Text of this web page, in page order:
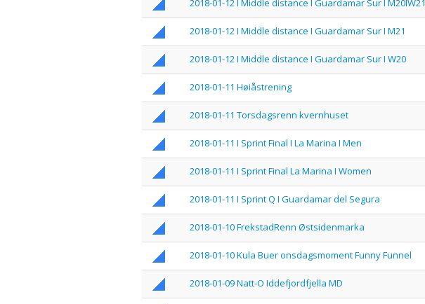
2018-01-12 I Middle distance I Guardamar Sur I M20IW21
2018-01-12 I Middle distance I Guardamar Sur I M21
2018-01-12 I Middle distance I Guardamar Sur I W20
2018-01-11 Høiåstrening
2018-01-11 Torsdagsrenn kvernhuset
2018-01-11 I Sprint Final I La Marina I Men
2018-01-11 I Sprint Final La Marina I Women
2018-01-11 I Sprint Q I Guardamar del Segura
2018-01-10 FrekstadRenn Østsidenmarka
2018-01-10 Kula Buer onsdagsmoment Funny Funnel
2018-01-09 Natt-O Iddefjordfjella MD